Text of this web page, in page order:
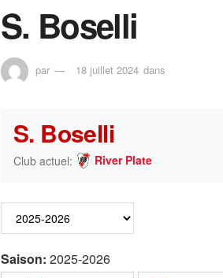
S. Boselli
par 18 juillet 2024 dans
S. Boselli
Club actuel: River Plate
Saison: 2025-2026